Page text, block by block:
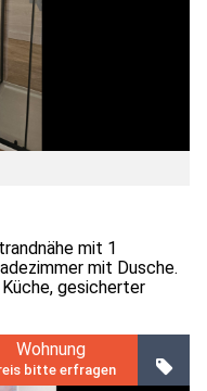
mit 1
mit Dusche.
gesicherter
Wohnung
bitte erfragen